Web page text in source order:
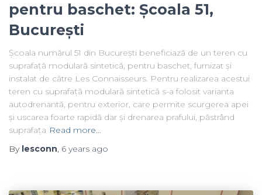
pentru baschet: Școala 51,
București
Școala numărul 51 din București beneficiază de un teren cu
suprafață modulară sintetică, pentru baschet, furnizat și
instalat de către Les Connaisseurs. Pentru realizarea acestui
teren cu suprafață modulară sintetică s-a folosit varianta
autodrenantă, pentru exterior, care permite scurgerea apei
și uscarea foarte rapidă dar și drenarea prafului, păstrând
suprafața Read more…
By lesconn, 6 years ago